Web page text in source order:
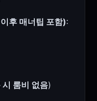
후 매너팁 포함):
시 룸비 없음)